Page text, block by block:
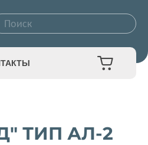
ТИП АЛ-2